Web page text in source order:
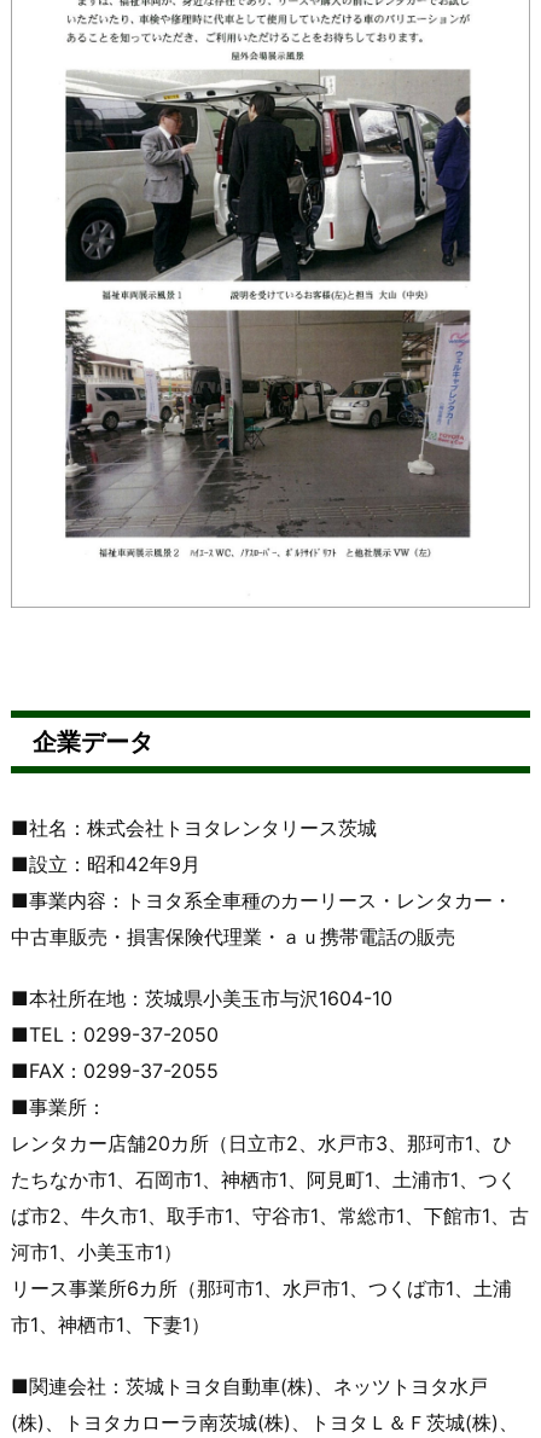
企業データ
■社名：株式会社トヨタレンタリース茨城
■設立：昭和42年9月
■事業内容：トヨタ系全車種のカーリース・レンタカー・
中古車販売・損害保険代理業・ａｕ携帯電話の販売
■本社所在地：茨城県小美玉市与沢1604-10
■TEL：0299-37-2050
■FAX：0299-37-2055
■事業所：
レンタカー店舗20カ所（日立市2、水戸市3、那珂市1、ひ
たちなか市1、石岡市1、神栖市1、阿見町1、土浦市1、つく
ば市2、牛久市1、取手市1、守谷市1、常総市1、下館市1、古
河市1、小美玉市1）
リース事業所6カ所（那珂市1、水戸市1、つくば市1、土浦
市1、神栖市1、下妻1）
■関連会社：茨城トヨタ自動車(株)、ネッツトヨタ水戸
(株)、トヨタカローラ南茨城(株)、トヨタＬ＆Ｆ茨城(株)、